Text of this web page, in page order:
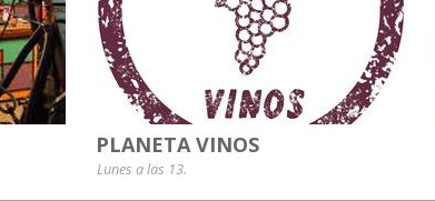
PLANETA VINOS
Lunes a las 13.